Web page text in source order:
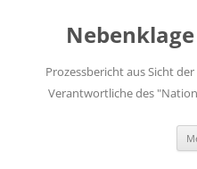
springenNebenklage
Prozessbericht aus Sicht
Verantwortliche des